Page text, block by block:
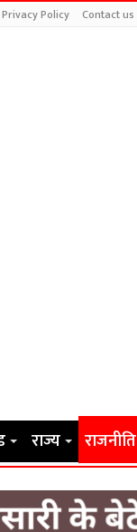
Privacy Policy Contact us
राज्य राजनीति